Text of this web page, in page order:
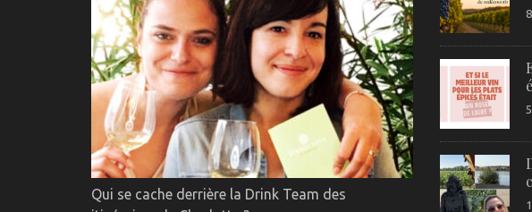
Qui se cache derrière la Drink Team des